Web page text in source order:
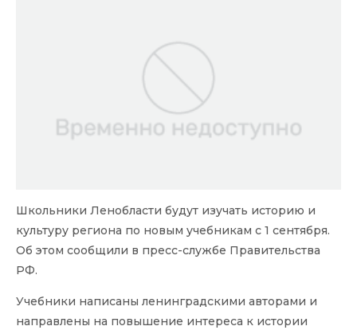
Школьники Ленобласти будут изучать историю и
культуру региона по новым учебникам с 1 сентября.
Об этом сообщили в пресс-службе Правительства
РФ.
Учебники написаны ленинградскими авторами и
направлены на повышение интереса к истории